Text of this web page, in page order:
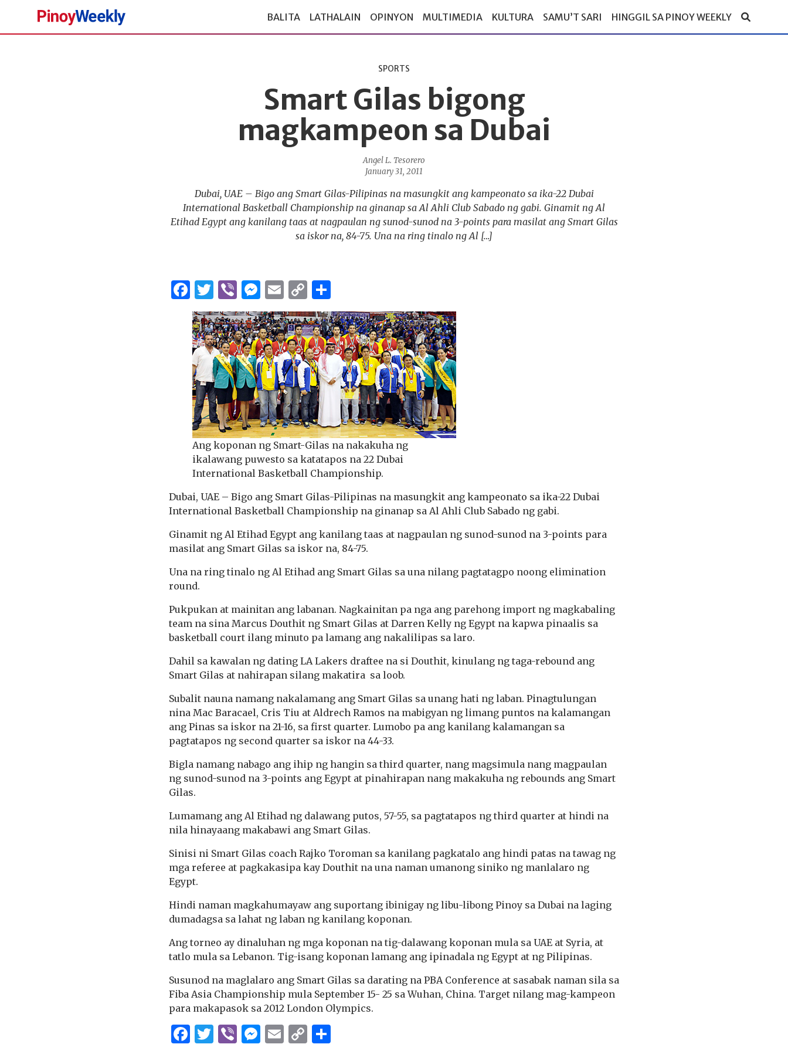
Pinoy
BALITA LATHALAIN OPINYON MULTIMEDIA KULTURA SAMU’T SARI HINGGIL SA PINOY WEEKLY
SPORTS
Smart Gilas bigong
magkampeon sa Dubai
Angel L. Tesorero
January 31, 2011
Dubai, UAE – Bigo ang Smart Gilas-Pilipinas na masungkit ang kampeonato sa ika-22 Dubai
International Basketball Championship na ginanap sa Al Ahli Club Sabado ng gabi. Ginamit ng Al
Etihad Egypt ang kanilang taas at nagpaulan ng sunod-sunod na 3-points para masilat ang Smart Gilas
sa iskor na, 84-75. Una na ring tinalo ng Al […]
Facebook
Twitter
ViberMessenger
Email
Copy
Link
Ang koponan ng Smart-Gilas na nakakuha ng
ikalawang puwesto sa katatapos na 22 Dubai
International Basketball Championship.
Dubai, UAE – Bigo ang Smart Gilas-Pilipinas na masungkit ang kampeonato sa ika-22 Dubai
International Basketball Championship na ginanap sa Al Ahli Club Sabado ng gabi.
Ginamit ng Al Etihad Egypt ang kanilang taas at nagpaulan ng sunod-sunod na 3-points para
masilat ang Smart Gilas sa iskor na, 84-75.
Una na ring tinalo ng Al Etihad ang Smart Gilas sa una nilang pagtatagpo noong elimination
round.
Pukpukan at mainitan ang labanan. Nagkainitan pa nga ang parehong import ng magkabaling
team na sina Marcus Douthit ng Smart Gilas at Darren Kelly ng Egypt na kapwa pinaalis sa
basketball court ilang minuto pa lamang ang nakalilipas sa laro.
Dahil sa kawalan ng dating LA Lakers draftee na si Douthit, kinulang ng taga-rebound ang
Smart Gilas at nahirapan silang makatira sa loob.
Subalit nauna namang nakalamang ang Smart Gilas sa unang hati ng laban. Pinagtulungan
nina Mac Baracael, Cris Tiu at Aldrech Ramos na mabigyan ng limang puntos na kalamangan
ang Pinas sa iskor na 21-16, sa first quarter. Lumobo pa ang kanilang kalamangan sa
pagtatapos ng second quarter sa iskor na 44-33.
Bigla namang nabago ang ihip ng hangin sa third quarter, nang magsimula nang magpaulan
ng sunod-sunod na 3-points ang Egypt at pinahirapan nang makakuha ng rebounds ang Smart
Gilas.
Lumamang ang Al Etihad ng dalawang putos, 57-55, sa pagtatapos ng third quarter at hindi na
nila hinayaang makabawi ang Smart Gilas.
Sinisi ni Smart Gilas coach Rajko Toroman sa kanilang pagkatalo ang hindi patas na tawag ng
mga referee at pagkakasipa kay Douthit na una naman umanong siniko ng manlalaro ng
Egypt.
Hindi naman magkahumayaw ang suportang ibinigay ng libu-libong Pinoy sa Dubai na laging
dumadagsa sa lahat ng laban ng kanilang koponan.
Ang torneo ay dinaluhan ng mga koponan na tig-dalawang koponan mula sa UAE at Syria, at
tatlo mula sa Lebanon. Tig-isang koponan lamang ang ipinadala ng Egypt at ng Pilipinas.
Susunod na maglalaro ang Smart Gilas sa darating na PBA Conference at sasabak naman sila sa
Fiba Asia Championship mula September 15- 25 sa Wuhan, China. Target nilang mag-kampeon
para makapasok sa 2012 London Olympics.
Facebook
Twitter
ViberMessenger
Email
Copy